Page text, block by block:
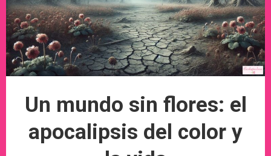
Un mundo sin flores: el
apocalipsis del color y